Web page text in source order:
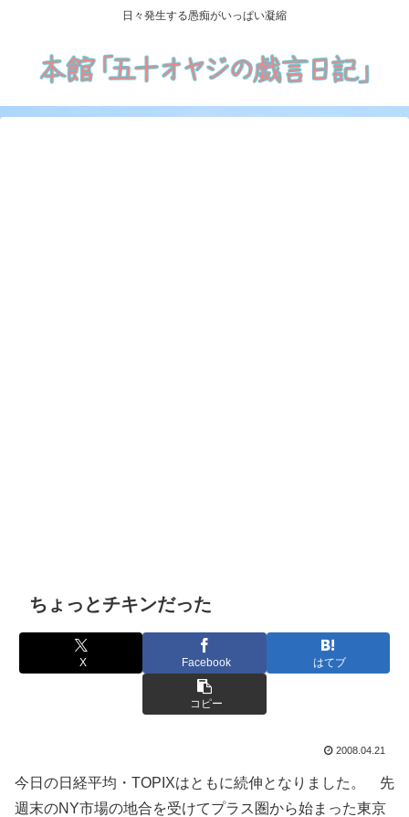
日々発生する愚痴がいっぱい凝縮
ちょっとチキンだった
X Facebook はてブ
コピー
2008.04.21
今日の日経平均・TOPIXはともに続伸となりました。 先
週末のNY市場の地合を受けてプラス圏から始まった東京